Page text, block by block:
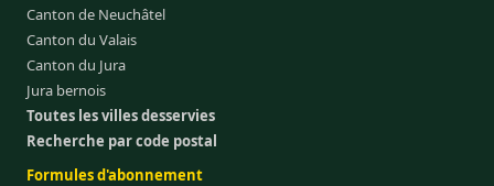
Canton de Neuchâtel
Canton du Valais
Canton du Jura
Jura bernois
Toutes les villes desservies
Recherche par code postal
Formules d'abonnement